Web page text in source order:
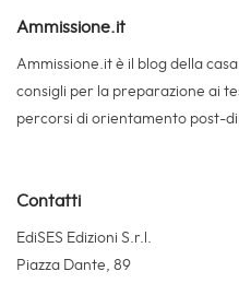
Ammissione.it
Ammissione.it è il blog della
consigli per la preparazione ai
percorsi di orientamento post-
Contatti
EdiSES Edizioni S.r.l.
Piazza Dante, 89